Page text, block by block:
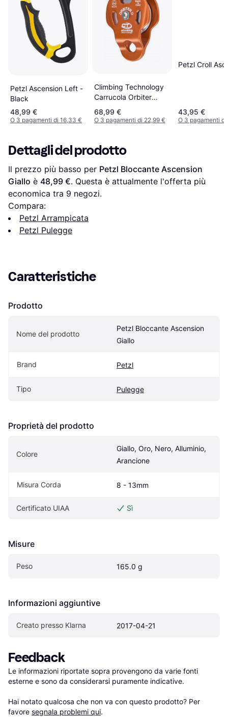
Petzl Ascension Left -
Black
48,99 €
O 3 pagamenti di 16,33 €
Climbing Technology
Carrucola Orbiter
Arancione
68,99 €
O 3 pagamenti di 22,99 €
Petzl Croll
43,95 €
O 3 pagamenti di
Dettagli del prodotto
Il prezzo più basso per Petzl Bloccante Ascension
Giallo è 48,99 €. Questa è attualmente l'offerta più
economica tra 9 negozi.
Compara:
Petzl Arrampicata
Petzl Pulegge
Caratteristiche
Prodotto
Nome del prodotto
Petzl Bloccante Ascension
Giallo
Brand Petzl
Tipo Pulegge
Proprietà del prodotto
Colore
Giallo, Oro, Nero, Alluminio,
Arancione
Misura Corda 8 - 13mm
Certificato UIAA Sì
Misure
Peso 165.0 g
Informazioni aggiuntive
Creato presso Klarna 2017-04-21
Feedback
Le informazioni riportate sopra provengono da varie fonti
esterne e sono da considerarsi puramente indicative.
Hai notato qualcosa che non va con questo prodotto? Per
favore segnala problemi qui.